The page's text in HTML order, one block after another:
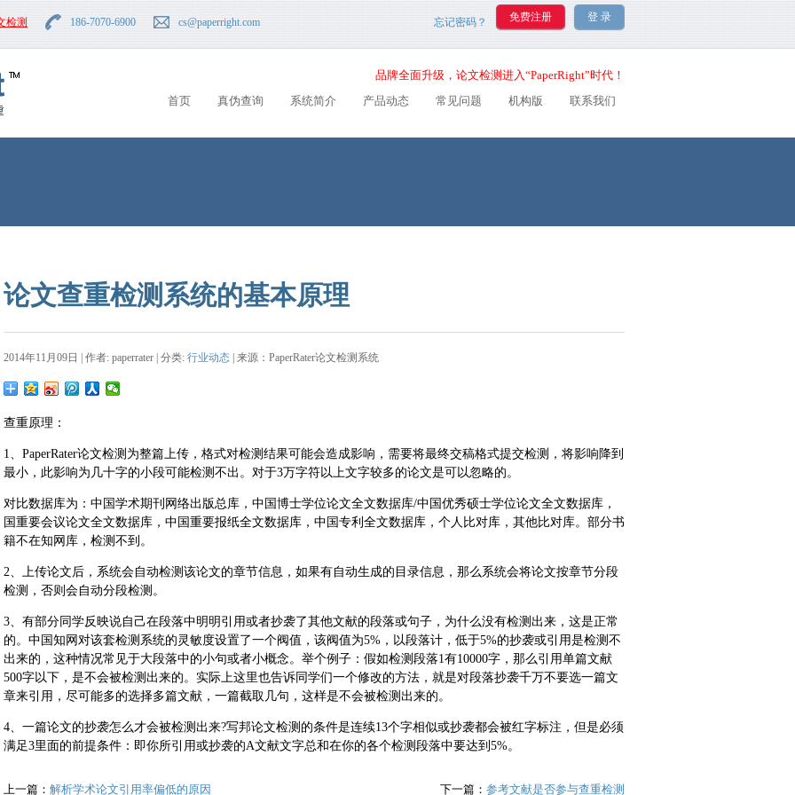
检测 186-7070-6900 cs@paperright.com 忘记密码？
品牌全面升级，论文检测进入“PaperRight”时代！
首页
真伪查询 系统简介 产品动态 常见问题 机构版 联系我们
论文查重检测系统的基本原理
2014年11月09日 | 作者: paperrater | 分类: 行业动态 | 来源：PaperRater论文检测系统
查重原理：
1、PaperRater论文检测为整篇上传，格式对检测结果可能会造成影响，需要将最终交稿格式提交检测，将影响降到
最小，此影响为几十字的小段可能检测不出。对于3万字符以上文字较多的论文是可以忽略的。
对比数据库为：中国学术期刊网络出版总库，中国博士学位论文全文数据库/中国优秀硕士学位论文全文数据库，
国重要会议论文全文数据库，中国重要报纸全文数据库，中国专利全文数据库，个人比对库，其他比对库。部分书
籍不在知网库，检测不到。
2、上传论文后，系统会自动检测该论文的章节信息，如果有自动生成的目录信息，那么系统会将论文按章节分段
检测，否则会自动分段检测。
3、有部分同学反映说自己在段落中明明引用或者抄袭了其他文献的段落或句子，为什么没有检测出来，这是正常
的。中国知网对该套检测系统的灵敏度设置了一个阀值，该阀值为5%，以段落计，低于5%的抄袭或引用是检测不
出来的，这种情况常见于大段落中的小句或者小概念。举个例子：假如检测段落1有10000字，那么引用单篇文献
500字以下，是不会被检测出来的。实际上这里也告诉同学们一个修改的方法，就是对段落抄袭千万不要选一篇文
章来引用，尽可能多的选择多篇文献，一篇截取几句，这样是不会被检测出来的。
4、一篇论文的抄袭怎么才会被检测出来?写邦论文检测的条件是连续13个字相似或抄袭都会被红字标注，但是必须
满足3里面的前提条件：即你所引用或抄袭的A文献文字总和在你的各个检测段落中要达到5%。
上一篇： 解析学术论文引用率偏低的原因 下一篇： 参考文献是否参与查重检测